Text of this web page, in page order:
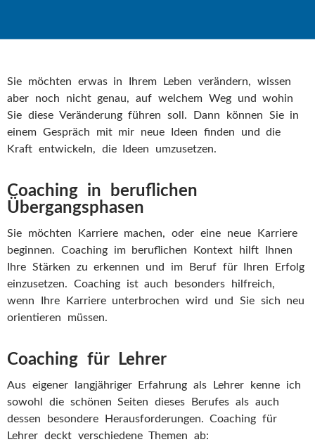
Sie möchten erwas in Ihrem Leben verändern, wissen
aber noch nicht genau, auf welchem Weg und wohin
Sie diese Veränderung führen soll. Dann können Sie in
einem Gespräch mit mir neue Ideen finden und die
Kraft entwickeln, die Ideen umzusetzen.
Coaching in beruflichen
Übergangsphasen
Sie möchten Karriere machen, oder eine neue Karriere
beginnen. Coaching im beruflichen Kontext hilft Ihnen
Ihre Stärken zu erkennen und im Beruf für Ihren Erfolg
einzusetzen. Coaching ist auch besonders hilfreich,
wenn Ihre Karriere unterbrochen wird und Sie sich neu
orientieren müssen.
Coaching für Lehrer
Aus eigener langjähriger Erfahrung als Lehrer kenne ich
sowohl die schönen Seiten dieses Berufes als auch
dessen besondere Herausforderungen. Coaching für
Lehrer deckt verschiedene Themen ab: